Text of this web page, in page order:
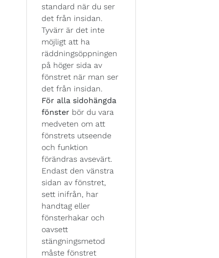
standard när du ser
det från insidan.
Tyvärr är det inte
möjligt att ha
räddningsöppningen
på höger sida av
fönstret när man ser
det från insidan.
För alla sidohängda
fönster bör du vara
medveten om att
fönstrets utseende
och funktion
förändras avsevärt.
Endast den vänstra
sidan av fönstret,
sett inifrån, har
handtag eller
fönsterhakar och
oavsett
stängningsmetod
måste fönstret